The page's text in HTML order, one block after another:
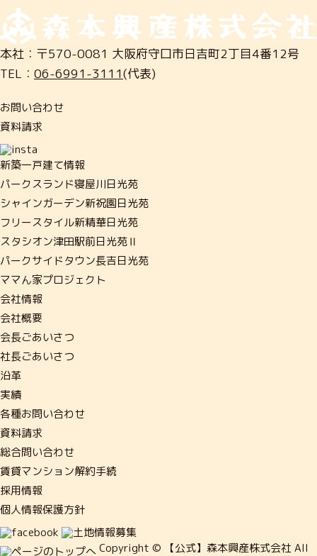
本社：〒570-0081 大阪府守口市日吉町2丁目4番12号
TEL： 06-6991-3111(代表)
お問い合わせ
資料請求
新築一戸建て情報
パークスランド寝屋川日光苑
シャインガーデン新祝園日光苑
フリースタイル新精華日光苑
スタシオン津田駅前日光苑Ⅱ
パークサイドタウン長吉日光苑
ママん家プロジェクト
会社情報
会社概要
会長ごあいさつ
社長ごあいさつ
沿革
実績
各種お問い合わせ
資料請求
総合問い合わせ
賃貸マンション解約手続
採用情報
個人情報保護方針
Copyright © 【公式】森本興産株式会社 All